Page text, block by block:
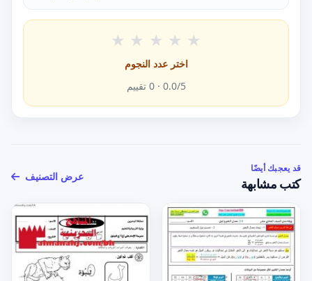
★ ★ ★ ★ ★
اختر عدد النجوم
0.0/5 ·
0 تقييم
قد يعجبك أيضًا
كتب مشابهة
عرض التصنيف